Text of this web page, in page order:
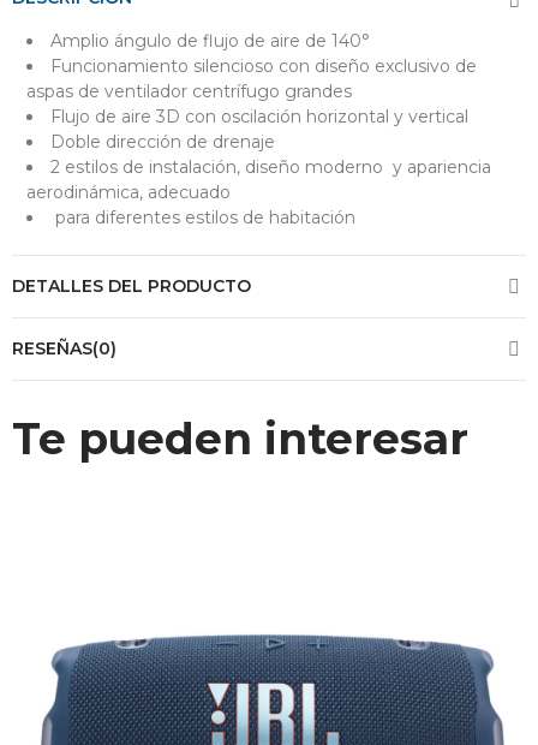
Amplio ángulo de flujo de aire de 140°
Funcionamiento silencioso con diseño exclusivo de
aspas de ventilador centrífugo grandes
Flujo de aire 3D con oscilación horizontal y vertical
Doble dirección de drenaje
2 estilos de instalación, diseño moderno y apariencia
aerodinámica, adecuado
para diferentes estilos de habitación
DETALLES DEL PRODUCTO
RESEÑAS(0)
Te pueden interesar